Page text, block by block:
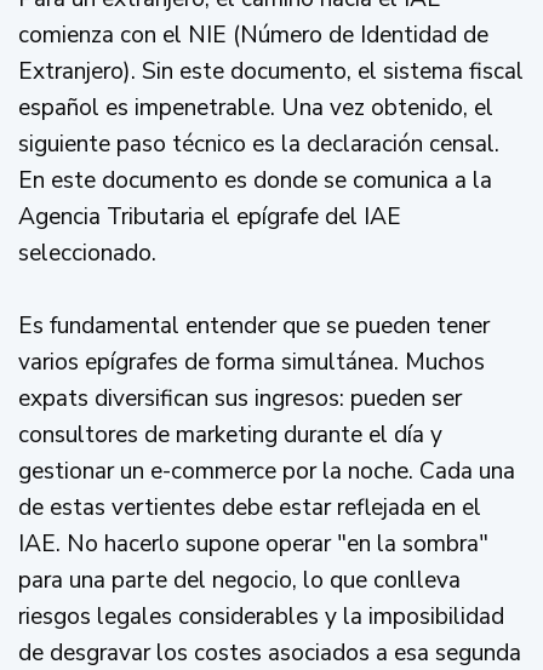
comienza con el NIE (Número de Identidad de
Extranjero). Sin este documento, el sistema fiscal
español es impenetrable. Una vez obtenido, el
siguiente paso técnico es la declaración censal.
En este documento es donde se comunica a la
Agencia Tributaria el epígrafe del IAE
seleccionado.
Es fundamental entender que se pueden tener
varios epígrafes de forma simultánea. Muchos
expats diversifican sus ingresos: pueden ser
consultores de marketing durante el día y
gestionar un e-commerce por la noche. Cada una
de estas vertientes debe estar reflejada en el
IAE. No hacerlo supone operar "en la sombra"
para una parte del negocio, lo que conlleva
riesgos legales considerables y la imposibilidad
de desgravar los costes asociados a esa segunda